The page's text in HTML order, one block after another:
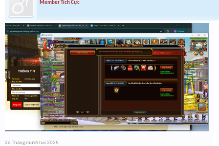
Member Tích Cực
26 Tháng mười hai 2025